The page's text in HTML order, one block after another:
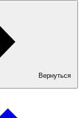
Вернуться